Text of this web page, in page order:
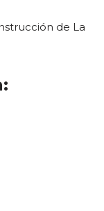
de La